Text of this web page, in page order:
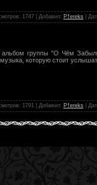
1747 | Добавил: P†ereks |
альбом группы "О Чём
которую стоит
1791 | Добавил: P†ereks |